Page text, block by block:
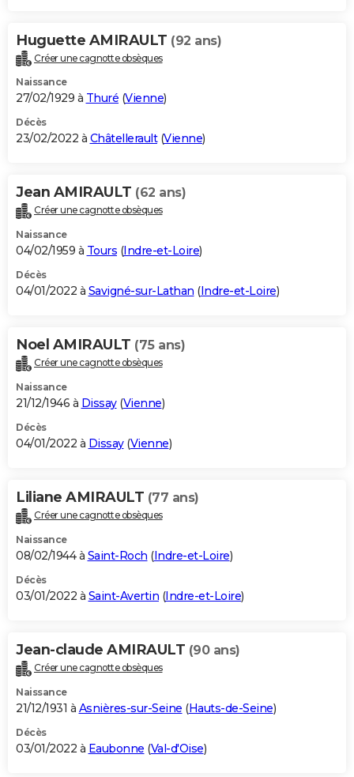
Huguette AMIRAULT (92 ans)
Créer une cagnotte obsèques
Naissance
27/02/1929 à Thuré (Vienne)
Décès
23/02/2022 à Châtellerault(Vienne)
Jean AMIRAULT (62 ans)
Créer une cagnotte obsèques
Naissance
04/02/1959 à Tours (Indre-et-Loire)
Décès
04/01/2022 à Savigné-sur-Lathan (Indre-et-Loire)
Noel AMIRAULT (75 ans)
Créer une cagnotte obsèques
Naissance
21/12/1946 à Dissay(Vienne)
Décès
04/01/2022 à Dissay(Vienne)
Liliane AMIRAULT (77 ans)
Créer une cagnotte obsèques
Naissance
08/02/1944 à Saint-Roch (Indre-et-Loire)
Décès
03/01/2022 à Saint-Avertin (Indre-et-Loire)
Jean-claude AMIRAULT (90 ans)
Créer une cagnotte obsèques
Naissance
21/12/1931 à Asnières-sur-Seine (Hauts-de-Seine)
Décès
03/01/2022 à Eaubonne (Val-d'Oise)